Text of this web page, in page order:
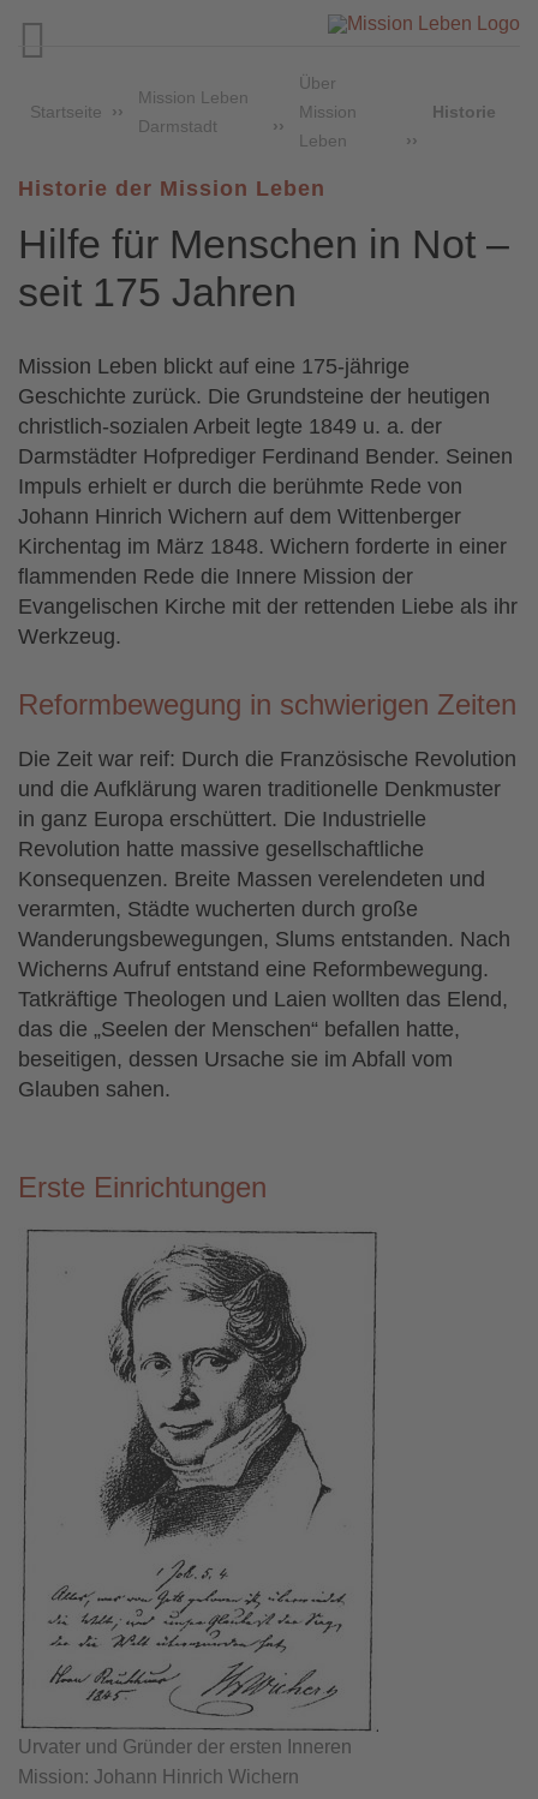

Startseite
Mission Leben
Darmstadt
Über
Mission
Leben
Historie
Historie der Mission Leben
Hilfe für Menschen in Not –
seit 175 Jahren
Mission Leben blickt auf eine 175-jährige
Geschichte zurück. Die Grundsteine der heutigen
christlich-sozialen Arbeit legte 1849 u. a. der
Darmstädter Hofprediger Ferdinand Bender. Seinen
Impuls erhielt er durch die berühmte Rede von
Johann Hinrich Wichern auf dem Wittenberger
Kirchentag im März 1848. Wichern forderte in einer
flammenden Rede die Innere Mission der
Evangelischen Kirche mit der rettenden Liebe als ihr
Werkzeug.
Reformbewegung in schwierigen Zeiten
Die Zeit war reif: Durch die Französische Revolution
und die Aufklärung waren traditionelle Denkmuster
in ganz Europa erschüttert. Die Industrielle
Revolution hatte massive gesellschaftliche
Konsequenzen. Breite Massen verelendeten und
verarmten, Städte wucherten durch große
Wanderungsbewegungen, Slums entstanden. Nach
Wicherns Aufruf entstand eine Reformbewegung.
Tatkräftige Theologen und Laien wollten das Elend,
das die „Seelen der Menschen“ befallen hatte,
beseitigen, dessen Ursache sie im Abfall vom
Glauben sahen.
Erste Einrichtungen
Urvater und Gründer der ersten Inneren
Mission: Johann Hinrich Wichern